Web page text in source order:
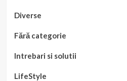
Diverse
Fără categorie
Intrebari si solutii
LifeStyle